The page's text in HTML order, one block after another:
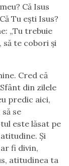
Că Isus
Tu eşti Isus?
„Tu trebuie
să te cobori şi
Cred că
din zilele
predic aici,
se
este lăsat pe
Şi
fi divin,
atitudinea ta